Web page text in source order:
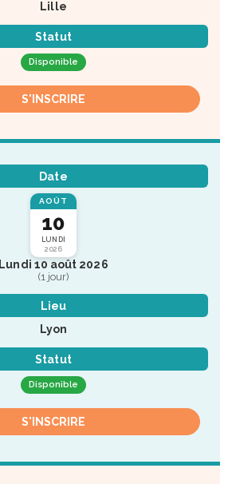
Lille
Statut
Disponible
S'INSCRIRE
Date
AOÛT
10
LUNDI
2026
Lundi 10 août 2026
(1 jour)
Lieu
Lyon
Statut
Disponible
S'INSCRIRE